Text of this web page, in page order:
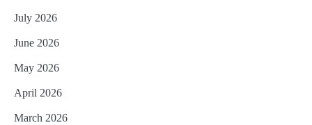
July 2026
June 2026
May 2026
April 2026
March 2026